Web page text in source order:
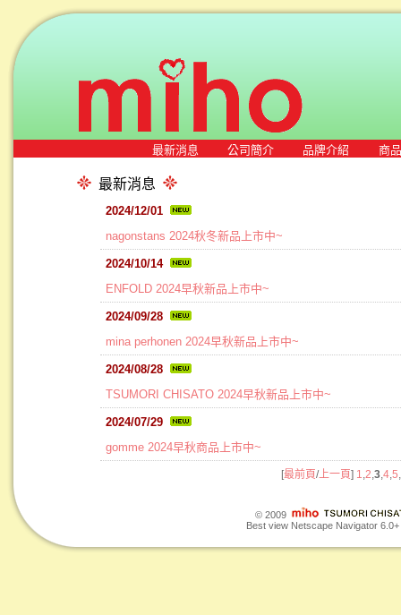
最新消息 公司簡介 品牌介紹 商
最新消息
2024/12/01
nagonstans 2024秋冬新品上市中~
2024/10/14
ENFOLD 2024早秋新品上市中~
2024/09/28
mina perhonen 2024早秋新品上市中~
2024/08/28
TSUMORI CHISATO 2024早秋新品上市中~
2024/07/29
gomme 2024早秋商品上市中~
[最前頁/上一頁] 1 2 3 4 5
© 2009
Best view Netscape Navigator